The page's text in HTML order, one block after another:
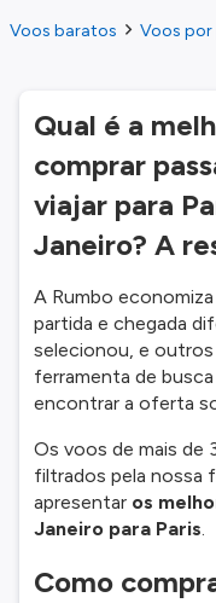
Voos baratos Voos por
Qual é a
comprar
viajar para
Janeiro? A
A Rumbo
partida e chegada
selecionou, e
ferramenta de
encontrar a oferta
Os voos de mais de
filtrados pela nossa
apresentar os
Janeiro para Paris.
Como